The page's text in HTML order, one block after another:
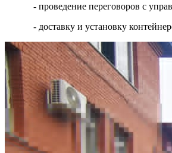
- проведение переговоров с
- доставку и установку